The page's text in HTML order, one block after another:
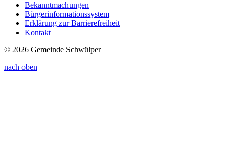
Bekanntmachungen
Bürgerinformationssystem
Erklärung zur Barrierefreiheit
Kontakt
© 2026 Gemeinde Schwülper
nach oben